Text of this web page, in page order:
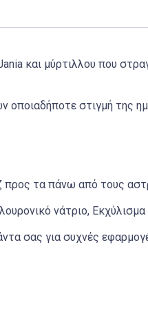
και μύρτιλλου που
οποιαδήποτε στιγμή της
προς τα πάνω από τους
νάτριο, Εκχύλισμα
σας για συχνές